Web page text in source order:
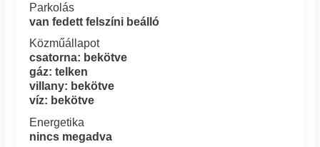
Parkolás
van fedett felszíni beálló
Közműállapot
csatorna: bekötve
gáz: telken
villany: bekötve
víz: bekötve
Energetika
nincs megadva